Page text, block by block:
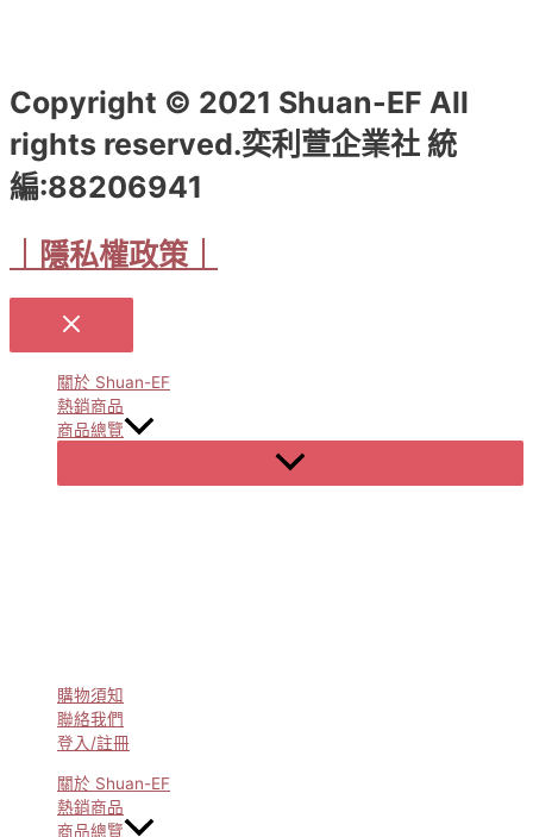
Copyright © 2021 Shuan-EF All
rights reserved.奕利萱企業社 統
編:88206941
｜隱私權政策｜
關於 Shuan-EF
熱銷商品
商品總覽
Menu
Toggle
購物須知
聯絡我們
登入/註冊
關於 Shuan-EF
熱銷商品
商品總覽